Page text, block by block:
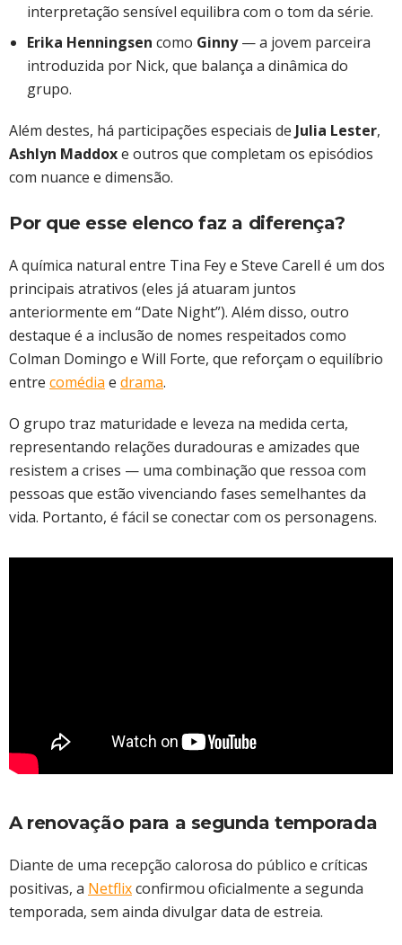
interpretação sensível equilibra com o tom da série.
Erika Henningsen como Ginny— a jovem parceira
introduzida por Nick, que balança a dinâmica do
grupo.
Além destes, há participações especiais de Julia Lester,
Ashlyn Maddoxe outros que completam os episódios
com nuance e dimensão.
Por que esse elenco faz a diferença?
A química natural entre Tina Fey e Steve Carell é um dos
principais atrativos (eles já atuaram juntos
anteriormente em “Date Night”). Além disso, outro
destaque é a inclusão de nomes respeitados como
Colman Domingo e Will Forte, que reforçam o equilíbrio
entre comédia e drama.
O grupo traz maturidade e leveza na medida certa,
representando relações duradouras e amizades que
resistem a crises — uma combinação que ressoa com
pessoas que estão vivenciando fases semelhantes da
vida. Portanto, é fácil se conectar com os personagens.
A renovação para a segunda temporada
Diante de uma recepção calorosa do público e críticas
positivas, a Netflixconfirmou oficialmente a segunda
temporada, sem ainda divulgar data de estreia.